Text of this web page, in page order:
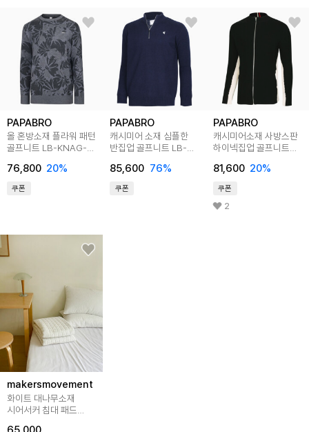
PAPABRO
올 혼방소재 플라워 패턴
골프니트 LB-KNAG-
76,800 20%
쿠폰
PAPABRO
캐시미어 소재 심플한
반집업 골프니트 LB-
85,600 76%
쿠폰
PAPABRO
캐시미어소재 사방스판
하이넥집업 골프니트
81,600 20%
쿠폰
2
makersmovement
화이트 대나무소재
시어서커 침대 패드